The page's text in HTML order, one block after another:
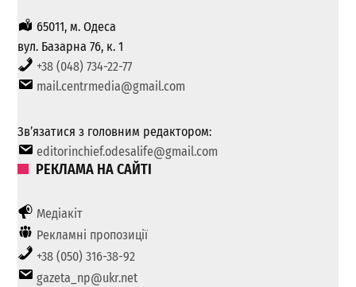
65011, м. Одеса
вул. Базарна 76, к. 1
+38 (048) 734-22-77
mail.centrmedia@gmail.com
Зв’язатися з головним редактором:
editorinchief.odesalife@gmail.com
РЕКЛАМА НА САЙТІ
Медіакіт
Рекламні пропозиції
+38 (050) 316-38-92
gazeta_np@ukr.net